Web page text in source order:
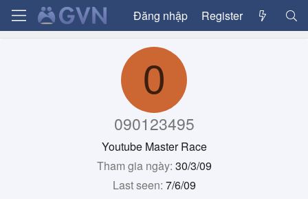
Đăng nhập Register
0
090123495
Youtube Master Race
Tham gia ngày 30/3/09
Last seen 7/6/09